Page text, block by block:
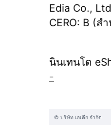
Edia Co.,
CERO: B (ส
นินเทนโด
-
© บริษัท เอเดีย จำกัด